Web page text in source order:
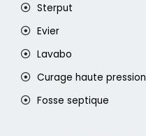
Sterput
Evier
Lavabo
Curage haute pression
Fosse septique